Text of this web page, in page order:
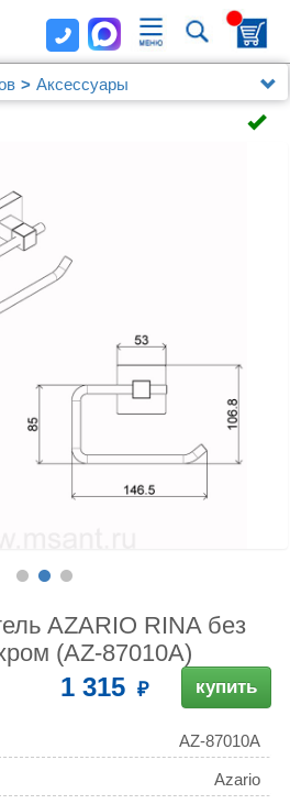
Аксессуары
RINA без крышки, хром
AZARIO RINA без
(AZ-87010A)
1 315 купить
AZ-87010A
Azario